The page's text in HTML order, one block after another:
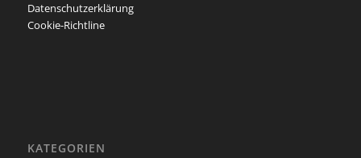
Datenschutzerklärung
Cookie-Richtline
KATEGORIEN